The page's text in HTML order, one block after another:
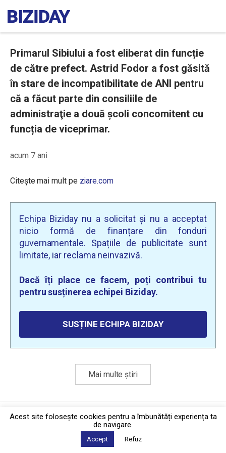
Primarul Sibiului a fost eliberat din funcție
de către prefect. Astrid Fodor a fost găsită
în stare de incompatibilitate de ANI pentru
că a făcut parte din consiliile de
administraţie a două școli concomitent cu
funcția de viceprimar.
acum 7 ani
Citește mai mult pe ziare.com
Echipa Biziday nu a solicitat și nu a acceptat
nicio formă de finanțare din fonduri
guvernamentale. Spațiile de publicitate sunt
limitate, iar reclama neinvazivă.
Dacă îți place ce facem, poți contribui tu
pentru susținerea echipei Biziday.
SUSȚINE ECHIPA BIZIDAY
Mai multe știri
Politica de confidențialitate·Contact
2026 © Biziday
Acest site foloseşte cookies pentru a îmbunătăți experiența ta
de navigare.
Accept Refuz